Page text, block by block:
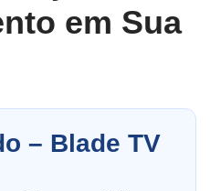
em Sua
– Blade TV